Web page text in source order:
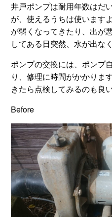
井戸ポンプは耐用年数はだ
が、使えるうちは使います
が弱くなってきたり、出が
してある日突然、水が出な
ポンプの交換には、ポンプ
り、修理に時間がかかりま
きたら点検してみるのも良
Before